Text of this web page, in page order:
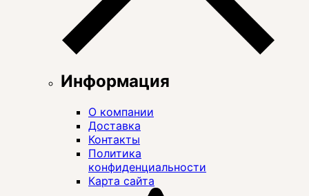
Информация
О компании
Доставка
Контакты
Политика
конфиденциальности
Карта сайта